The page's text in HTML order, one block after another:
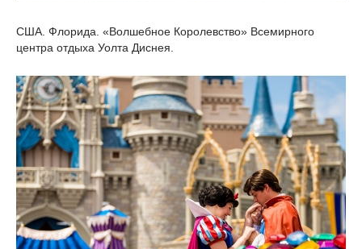
США. Флорида. «Волшебное Королевство» Всемирного
центра отдыха Уолта Диснея.